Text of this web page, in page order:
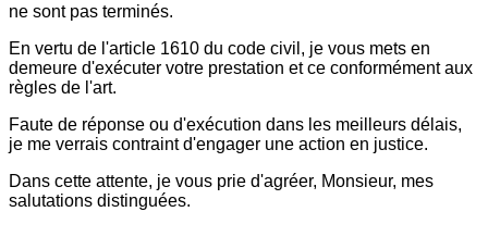
ne sont pas terminés.
En vertu de l'article 1610 du code civil, je vous mets en
demeure d'exécuter votre prestation et ce conformément aux
règles de l'art.
Faute de réponse ou d'exécution dans les meilleurs délais,
je me verrais contraint d'engager une action en justice.
Dans cette attente, je vous prie d'agréer, Monsieur, mes
salutations distinguées.